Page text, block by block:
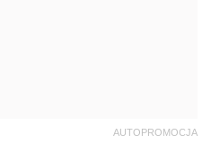
AUTOPROMOCJA